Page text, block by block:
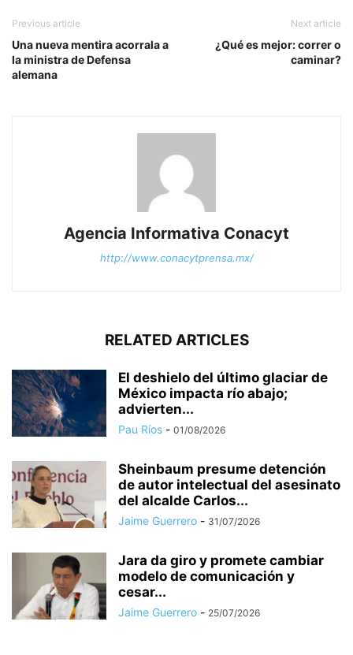
Previous article
Una nueva mentira acorrala a
la ministra de Defensa
alemana
Next article
¿Qué es mejor: correr o
caminar?
Agencia Informativa Conacyt
http://www.conacytprensa.mx/
RELATED ARTICLES
El deshielo del último glaciar de
México impacta río abajo;
advierten...
Pau Ríos - 01/08/2026
Sheinbaum presume detención
de autor intelectual del asesinato
del alcalde Carlos...
Jaime Guerrero - 31/07/2026
Jara da giro y promete cambiar
modelo de comunicación y
cesar...
Jaime Guerrero - 25/07/2026